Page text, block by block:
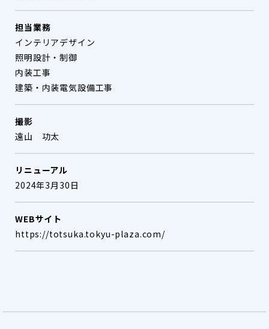
担当業務
インテリアデザイン
照明設計・制御
内装工事
建築・内装電気設備工事
撮影
遠山 功太
リニューアル
2024年3月30日
WEBサイト
https://totsuka.tokyu-plaza.com/